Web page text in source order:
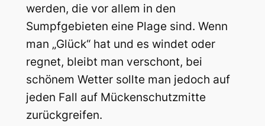
werden, die vor allem in den
Sumpfgebieten eine Plage sind. Wenn
man „Glück“ hat und es windet oder
regnet, bleibt man verschont, bei
schönem Wetter sollte man jedoch auf
jeden Fall auf Mückenschutzmitte
zurückgreifen.